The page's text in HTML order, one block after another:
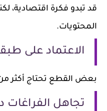
قد تبدو فكرة اقتصادية،
المحتويات.
الاعتماد على
بعض القطع تحتاج أكثر
تجاهل الفراغات